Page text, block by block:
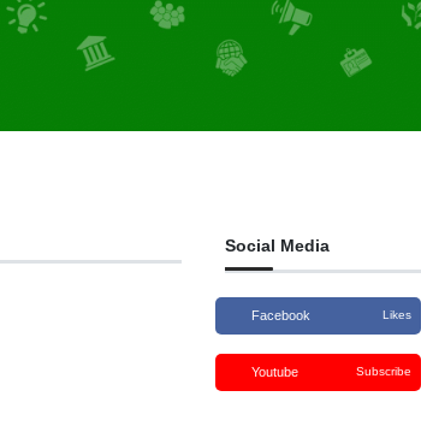
Social Media
Facebook Likes
Youtube Subscribe